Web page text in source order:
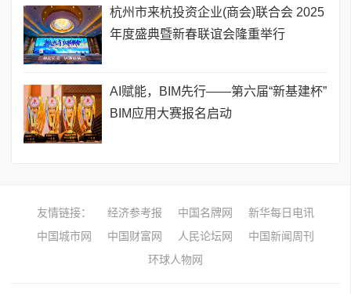
杭州市来杭投资企业(商会)联合会 2025
年度盛典暨新春联谊会隆重举行
AI赋能，BIM先行——第六届“新基建杯”
BIM应用大赛报名启动
友情链接： 经济参考报 中国名牌网
新华每日电讯
中国城市网
中国财富网 人民论坛网
中国新闻周刊
环球人物网